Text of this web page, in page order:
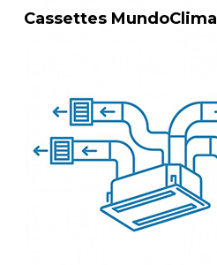
Cassettes MundoClima